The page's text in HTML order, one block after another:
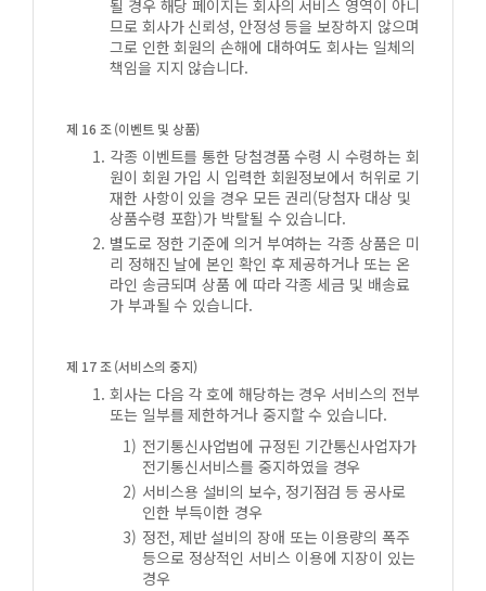
될 경우 해당 페이지는 회사의 서비스 영역이 아니
므로 회사가 신뢰성, 안정성 등을 보장하지 않으며
그로 인한 회원의 손해에 대하여도 회사는 일체의
책임을 지지 않습니다.
제 16 조 (이벤트 및 상품)
각종 이벤트를 통한 당첨경품 수령 시 수령하는 회
원이 회원 가입 시 입력한 회원정보에서 허위로 기
재한 사항이 있을 경우 모든 권리(당첨자 대상 및
상품수령 포함)가 박탈될 수 있습니다.
별도로 정한 기준에 의거 부여하는 각종 상품은 미
리 정해진 날에 본인 확인 후 제공하거나 또는 온
라인 송금되며 상품 에 따라 각종 세금 및 배송료
가 부과될 수 있습니다.
제 17 조 (서비스의 중지)
회사는 다음 각 호에 해당하는 경우 서비스의 전부
또는 일부를 제한하거나 중지할 수 있습니다.
전기통신사업법에 규정된 기간통신사업자가
전기통신서비스를 중지하였을 경우
서비스용 설비의 보수, 정기점검 등 공사로
인한 부득이한 경우
정전, 제반 설비의 장애 또는 이용량의 폭주
등으로 정상적인 서비스 이용에 지장이 있는
경우